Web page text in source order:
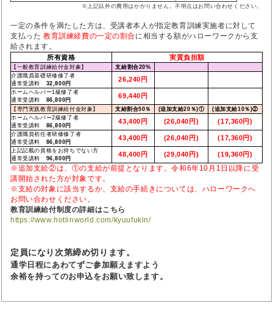
※上記以外の費用はかかりません。不明点はお問い合わせください。
一定の条件を満たした方は、受講者本人が指定教育訓練実施者に対して
支払った 教育訓練経費の一定の割合に相当する額がハローワークから支
給されます。
所有資格 実質負担額
【一般教育訓練給付金対象】 支給割合20%
介護職員基礎研修修了者
通常受講料 32,800円
26,240円
ホームヘルパー1級修了者
通常受講料 86,800円
69,440円
【専門実践教育訓練給付金対象】 支給割合50％ (追加支給20％)① (追加支給10％)②
ホームヘルパー2級修了者
通常受講料 86,800円
43,400円 (26,040円) (17,360円)
介護職員初任者研修修了者
通常受講料 86,800円
43,400円 (26,040円) (17,360円)
上記記載の資格をお持ちでない方
通常受講料 96,800円
48,400円 (29,040円) (19,360円)
※追加支給②は、①の支給が前提となります。令和6年10月1日以降に受
講開始された方が対象です。
※支給の対象に該当するか、支給の手続きについては、ハローワークへ
お問い合わせください。
教育訓練給付制度の詳細はこちら
https://www.hotlinworld.com/kyuufukin/
定員になり次第締め切ります。
通学日程にあわてずご参加願えますよう
余裕を持ってのお申込をお願い致します。